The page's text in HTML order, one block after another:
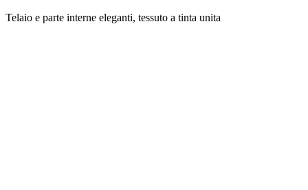
Telaio e parte interne eleganti, tessuto a tinta unita